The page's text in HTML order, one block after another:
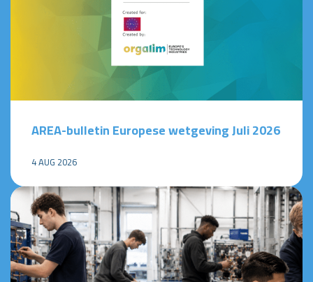
AREA-bulletin Europese wetgeving Juli 2026
4 AUG 2026